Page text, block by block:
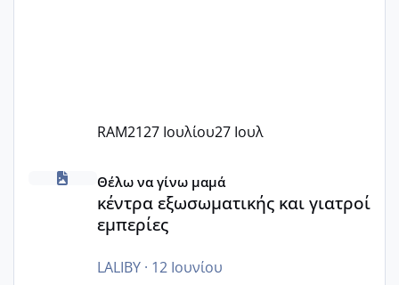
RAM2127 Ιουλίου27 Ιουλ
κέντρα εξωσωματικής και γιατροί εμπερίες
Θέλω να γίνω μαμά
κέντρα εξωσωματικής και γιατροί
εμπερίες
LALIBY· 12 Ιουνίου